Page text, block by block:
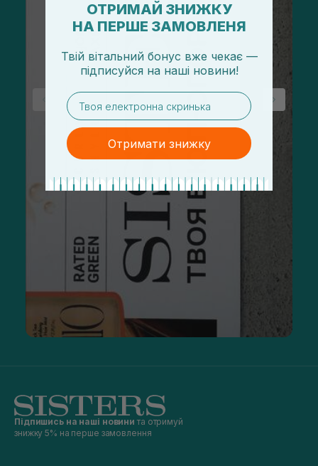
Підпишись на наші новини та отримуй
знижку 5% на перше замовлення
ОТРИМАЙ ЗНИЖКУ
НА ПЕРШЕ ЗАМОВЛЕНЯ
Твій вітальний бонус вже чекає —
підписуйся на наші новини!
email
Отримати знижку